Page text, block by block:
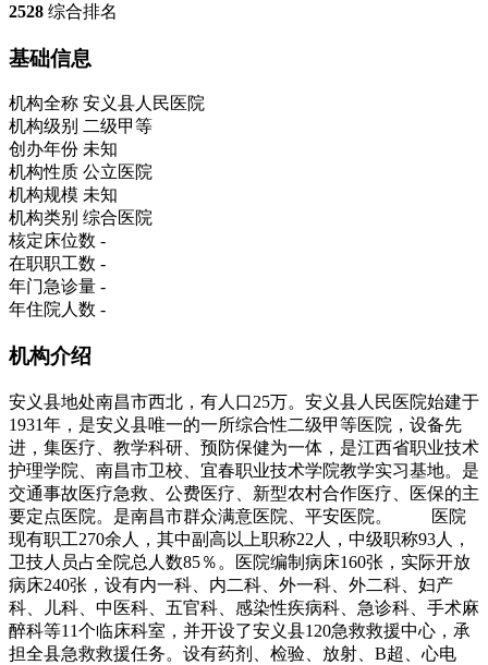
2528 综合排名
基础信息
机构全称 安义县人民医院
机构级别 二级甲等
创办年份 未知
机构性质 公立医院
机构规模 未知
机构类别 综合医院
核定床位数 -
在职职工数 -
年门急诊量 -
年住院人数 -
机构介绍
安义县地处南昌市西北，有人口25万。安义县人民医院始建于
1931年，是安义县唯一的一所综合性二级甲等医院，设备先
进，集医疗、教学科研、预防保健为一体，是江西省职业技术
护理学院、南昌市卫校、宜春职业技术学院教学实习基地。是
交通事故医疗急救、公费医疗、新型农村合作医疗、医保的主
要定点医院。是南昌市群众满意医院、平安医院。 医院
现有职工270余人，其中副高以上职称22人，中级职称93人，
卫技人员占全院总人数85％。医院编制病床160张，实际开放
病床240张，设有内一科、内二科、外一科、外二科、妇产
科、儿科、中医科、五官科、感染性疾病科、急诊科、手术麻
醉科等11个临床科室，并开设了安义县120急救救援中心，承
担全县急救救援任务。设有药剂、检验、放射、B超、心电